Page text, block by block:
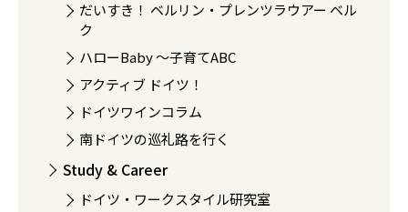
だいすき！ ベルリン・プレンツラウアー ベル
ク
ハローBaby 〜子育てABC
アクティブ ドイツ！
ドイツワインコラム
南ドイツの巡礼路を行く
Study & Career
ドイツ・ワークスタイル研究室